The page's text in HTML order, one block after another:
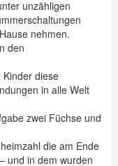
unzähligen
nehmen.
den
Kinder diese
in alle Welt
zwei Füchse und
die am Ende
und in dem wurden